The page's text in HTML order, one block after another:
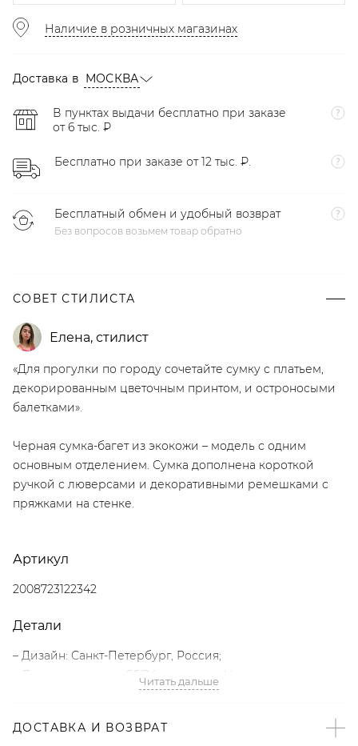
Наличие в розничных магазинах
Доставка в МОСКВА
В пунктах выдачи бесплатно при заказе
от 6 тыс. ₽
Бесплатно при заказе от 12 тыс. ₽.
Бесплатный обмен и удобный возврат
Без вопросов возьмем товар обратно
СОВЕТ СТИЛИСТА
Елена, стилист
«Для прогулки по городу сочетайте сумку с платьем,
декорированным цветочным принтом, и остроносыми
балетками».
Черная сумка-багет из экокожи – модель с одним
основным отделением. Сумка дополнена короткой
ручкой с люверсами и декоративными ремешками с
пряжками на стенке.
Артикул
2008723122342
Детали
– Дизайн: Санкт-Петербург, Россия;
– Люверсы – тренд SS’24 по версии Vogue;
– Одно основное отделение с застежкой-молнией;
Читать дальше
ДОСТАВКА И ВОЗВРАТ